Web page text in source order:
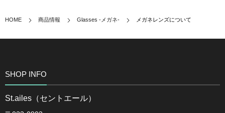
HOME 商品情報 Glasses -メガネ- メガネレンズについて
SHOP INFO
St.ailes（セントエール）